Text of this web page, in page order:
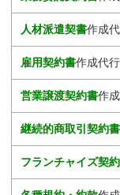
人材派遣契書作成
雇用契約書作成代
営業譲渡契約書作
継続的商取引契約書
フランチャイズ契